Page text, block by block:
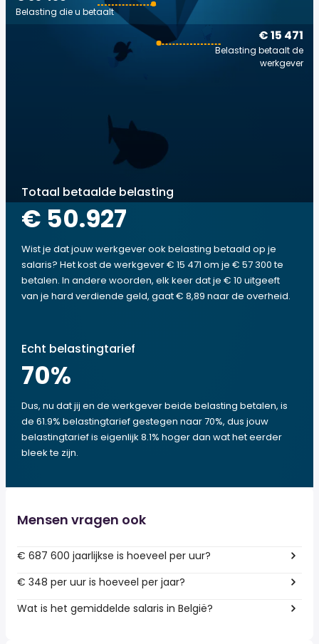
€ 15 471
Belasting betaalt de
werkgever
Belasting die u betaalt
Totaal betaalde belasting
€ 50.927
Wist je dat jouw werkgever ook belasting betaald op je
salaris? Het kost de werkgever € 15 471 om je € 57 300 te
betalen. In andere woorden, elk keer dat je € 10 uitgeeft
van je hard verdiende geld, gaat € 8,89 naar de overheid.
Echt belastingtarief
70%
Dus, nu dat jij en de werkgever beide belasting betalen, is
de 61.9% belastingtarief gestegen naar 70%, dus jouw
belastingtarief is eigenlijk 8.1% hoger dan wat het eerder
bleek te zijn.
Mensen vragen ook
€ 687 600 jaarlijkse is hoeveel per uur?
€ 348 per uur is hoeveel per jaar?
Wat is het gemiddelde salaris in België?